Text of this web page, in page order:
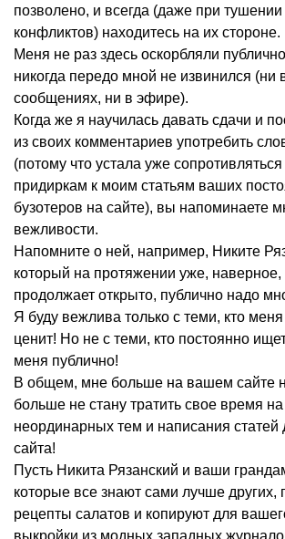
позволено, и всегда (даже при
конфликтов) находитесь на их стороне.
Меня не раз здесь оскорбляли
никогда передо мной не извинился (ни
сообщениях, ни в эфире).
Когда же я научилась давать сдачи и
из своих комментариев употребить
(потому что устала уже
придиркам к моим статьям ваших
бузотеров на сайте), вы напоминаете
вежливости.
Напомните о ней, например, Никите
который на протяжении уже, наверное,
продолжает открыто, публично надо
Я буду вежлива только с теми, кто
ценит! Но не с теми, кто постоянно
меня публично!
В общем, мне больше на вашем сайте
больше не стану тратить свое время
неординарных тем и написания статей
сайта!
Пусть Никита Рязанский и ваши
которые все знают сами лучше других,
рецепты салатов и копируют для
выкройки из модных западных